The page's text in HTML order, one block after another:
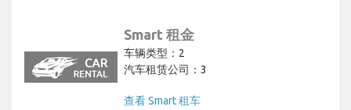
Smart 租金
车辆类型：2
汽车租赁公司：3
查看 Smart 租车